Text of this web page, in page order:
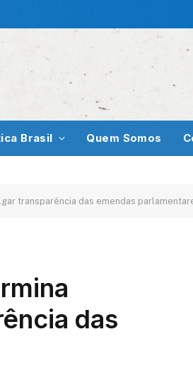
Brasil Quem Somos
transparência das emendas
das